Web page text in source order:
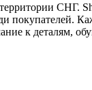
СНГ.
покупателей.
к деталям,